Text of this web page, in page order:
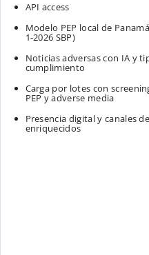
API access
Modelo PEP local de
1-2026 SBP)
Noticias adversas con IA y
cumplimiento
Carga por lotes con
PEP y adverse media
Presencia digital y canales
enriquecidos